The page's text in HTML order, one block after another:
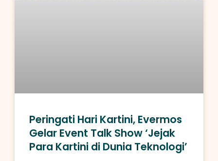
Peringati Hari Kartini, Evermos
Gelar Event Talk Show ‘Jejak
Para Kartini di Dunia Teknologi’